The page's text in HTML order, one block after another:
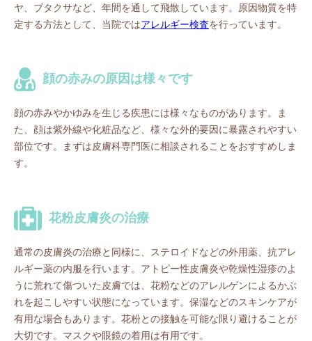
ヤ、ブタクサなど、年間を通して飛散しています。原因物質を特
定する方法として、当院ではアレルギー検査を行っています。
顔の赤みの原因は様々です
顔の赤みやかゆみを生じる疾患には様々なものがあります。ま
た、顔は紫外線や化粧品など、様々な外的要因に暴露されやすい
部位です。まずは皮膚科専門医に相談されることをおすすめしま
す。
花粉皮膚炎の治療
通常の皮膚炎の治療と同様に、ステロイドなどの外用薬、抗アレ
ルギー薬の内服を行います。アトピー性皮膚炎や乾燥性湿疹のよ
うに荒れて傷ついた皮膚では、花粉などのアレルゲンによるかぶ
れを起こしやすい状態になっています。保湿などのスキンケアが
有用な場合もあります。花粉との接触を可能な限り避けることが
大切です。マスクや眼鏡の着用は有用です。